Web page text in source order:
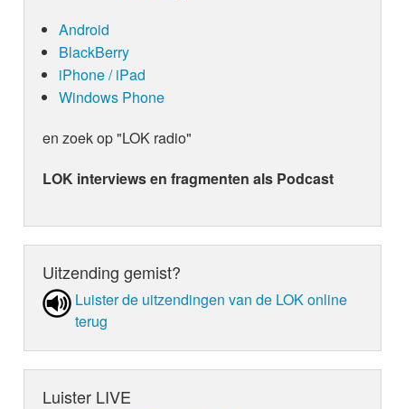
Android
BlackBerry
iPhone / iPad
Windows Phone
en zoek op "LOK radio"
LOK interviews en fragmenten als Podcast
Uitzending gemist?
Luister de uit­zen­din­gen van de LOK online
terug
Luister LIVE